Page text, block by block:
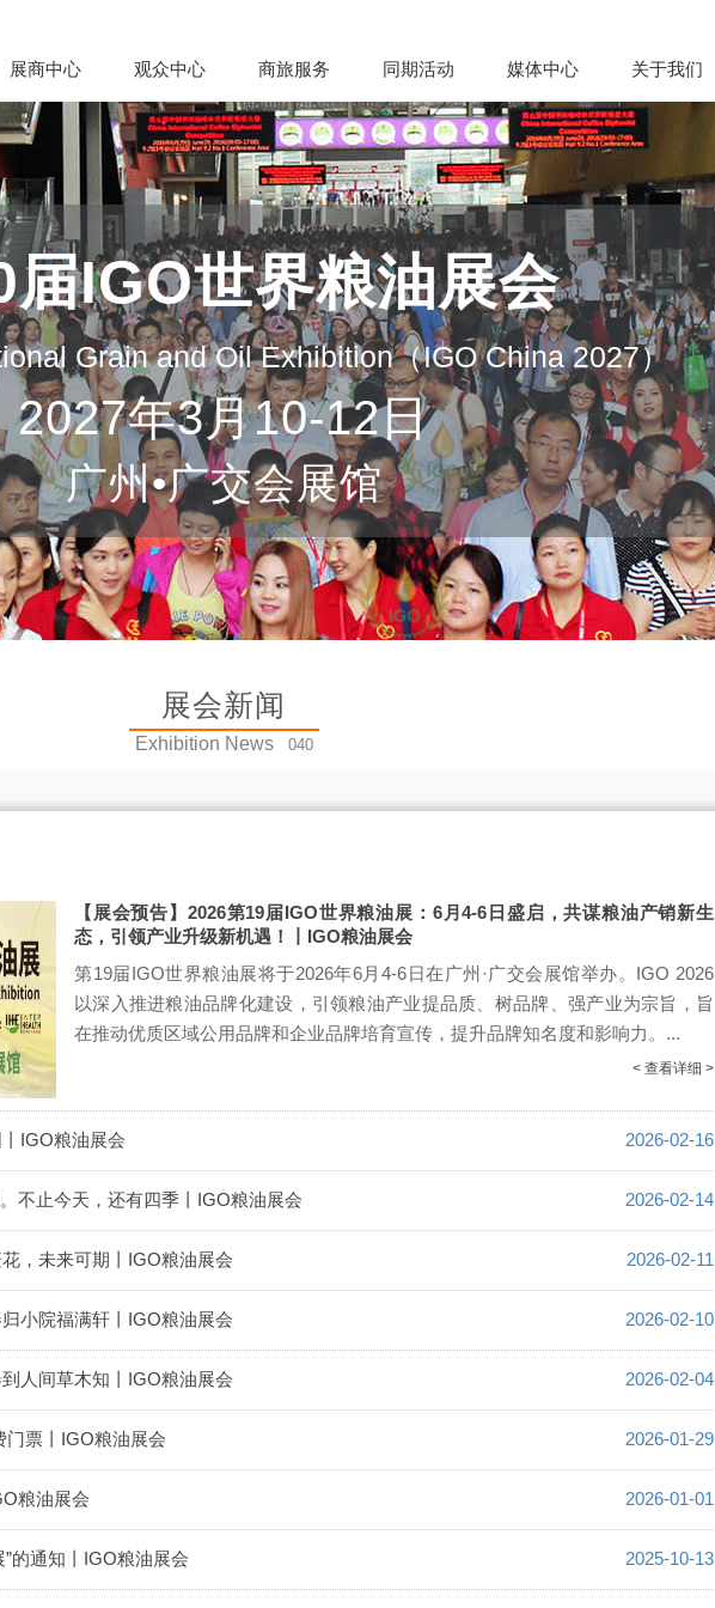
展商中心 观众中心 商旅服务 同期活动 媒体中心 关于我们
届IGO世界粮油展会
Grain and Oil Exhibition（IGO China 2027）
2027年3月10-12日
广州•广交会展馆
展会新闻
Exhibition News 040
【展会预告】2026第19届IGO世界粮油展：6月4-6日盛启，共谋粮油产销新生
态，引领产业升级新机遇！丨IGO粮油展会
第19届IGO世界粮油展将于2026年6月4-6日在广州·广交会展馆举办。IGO 2026
以深入推进粮油品牌化建设，引领粮油产业提品质、树品牌、强产业为宗旨，旨
在推动优质区域公用品牌和企业品牌培育宣传，提升品牌知名度和影响力。...
< 查看详细 >
IGO粮油展会 2026-02-16
不止今天，还有四季丨IGO粮油展会 2026-02-14
，未来可期丨IGO粮油展会 2026-02-11
小院福满轩丨IGO粮油展会 2026-02-10
人间草木知丨IGO粮油展会 2026-02-04
门票丨IGO粮油展会 2026-01-29
粮油展会 2026-01-01
的通知丨IGO粮油展会 2025-10-13